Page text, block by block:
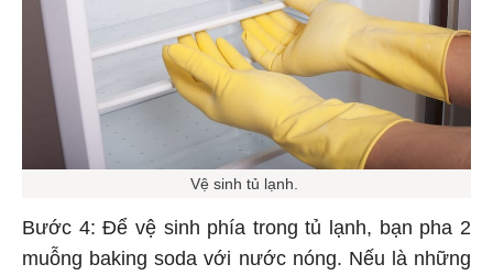
Vệ sinh tủ lạnh.
Bước 4: Để vệ sinh phía trong tủ lạnh, bạn pha 2
muỗng baking soda với nước nóng. Nếu là những